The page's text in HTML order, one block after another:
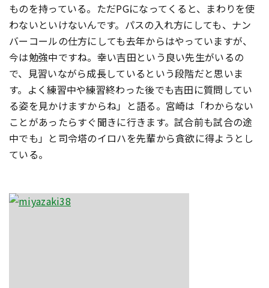
ものを持っている。ただPGになってくると、まわりを使
わないといけないんです。パスの入れ方にしても、ナン
バーコールの仕方にしても去年からはやっていますが、
今は勉強中ですね。幸い吉田という良い先生がいるの
で、見習いながら成長しているという段階だと思いま
す。よく練習中や練習終わった後でも吉田に質問してい
る姿を見かけますからね」と語る。宮崎は「わからない
ことがあったらすぐ聞きに行きます。試合前も試合の途
中でも」と司令塔のイロハを先輩から貪欲に得ようとし
ている。